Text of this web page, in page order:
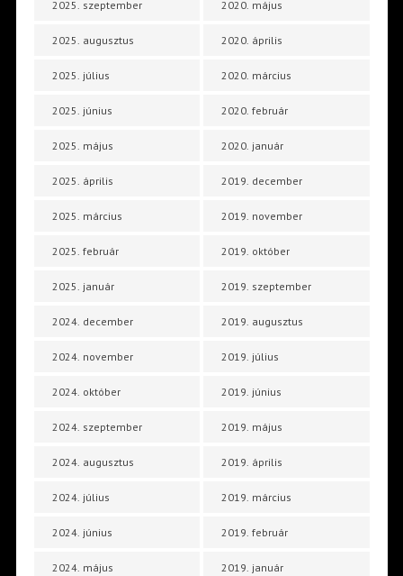
2025. szeptember
2025. augusztus
2025. július
2025. június
2025. május
2025. április
2025. március
2025. február
2025. január
2024. december
2024. november
2024. október
2024. szeptember
2024. augusztus
2024. július
2024. június
2024. május
2020. május
2020. április
2020. március
2020. február
2020. január
2019. december
2019. november
2019. október
2019. szeptember
2019. augusztus
2019. július
2019. június
2019. május
2019. április
2019. március
2019. február
2019. január